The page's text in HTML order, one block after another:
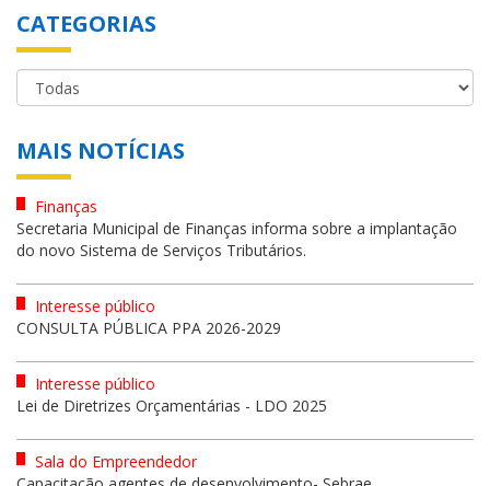
CATEGORIAS
MAIS NOTÍCIAS
Finanças
Secretaria Municipal de Finanças informa sobre a implantação
do novo Sistema de Serviços Tributários.
Interesse público
CONSULTA PÚBLICA PPA 2026-2029
Interesse público
Lei de Diretrizes Orçamentárias - LDO 2025
Sala do Empreendedor